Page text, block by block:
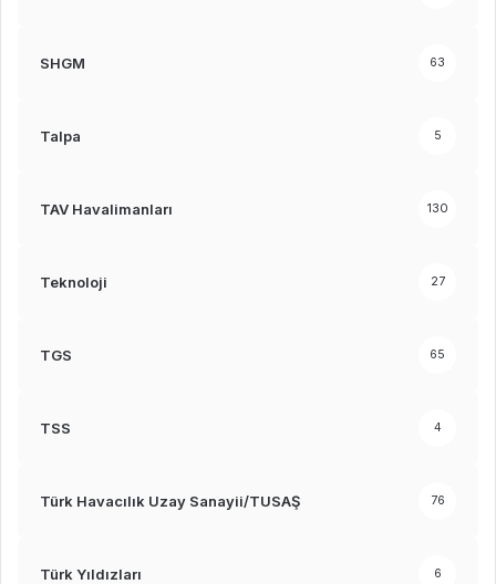
SHGM 63
Talpa 5
TAV Havalimanları 130
Teknoloji 27
TGS 65
TSS 4
Türk Havacılık Uzay Sanayii/TUSAŞ 76
Türk Yıldızları 6